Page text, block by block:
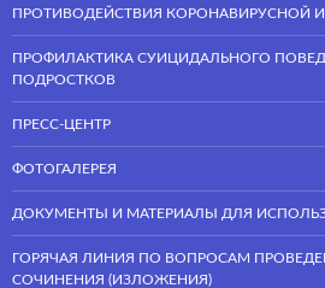
ПРОТИВОДЕЙСТВИЯ КОРОНАВИРУСНОЙ
ПРОФИЛАКТИКА СУИЦИДАЛЬНОГО
ПОДРОСТКОВ
ПРЕСС-ЦЕНТР
ФОТОГАЛЕРЕЯ
ДОКУМЕНТЫ И МАТЕРИАЛЫ ДЛЯ
ГОРЯЧАЯ ЛИНИЯ ПО ВОПРОСАМ
СОЧИНЕНИЯ (ИЗЛОЖЕНИЯ)